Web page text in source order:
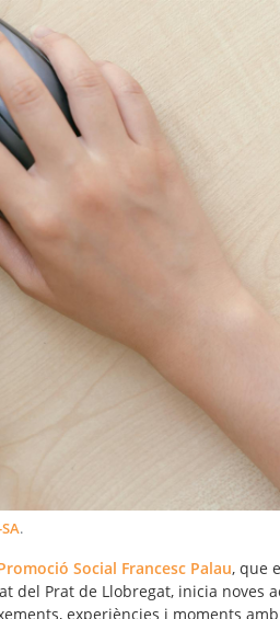
.
Social Francesc Palau, que
del Prat de Llobregat, inicia noves
experiències i moments